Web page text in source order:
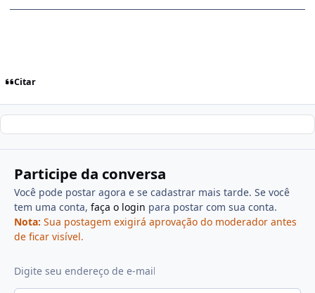
Citar
Participe da conversa
Você pode postar agora e se cadastrar mais tarde. Se você
tem uma conta, faça o login para postar com sua conta.
Nota: Sua postagem exigirá aprovação do moderador antes
de ficar visível.